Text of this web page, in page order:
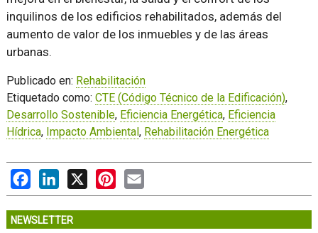
inquilinos de los edificios rehabilitados, además del
aumento de valor de los inmuebles y de las áreas
urbanas.
Publicado en: Rehabilitación
Etiquetado como: CTE (Código Técnico de la Edificación),
Desarrollo Sostenible, Eficiencia Energética, Eficiencia
Hídrica, Impacto Ambiental, Rehabilitación Energética
FacebookLinkedIn
X PinterestEmail
NEWSLETTER